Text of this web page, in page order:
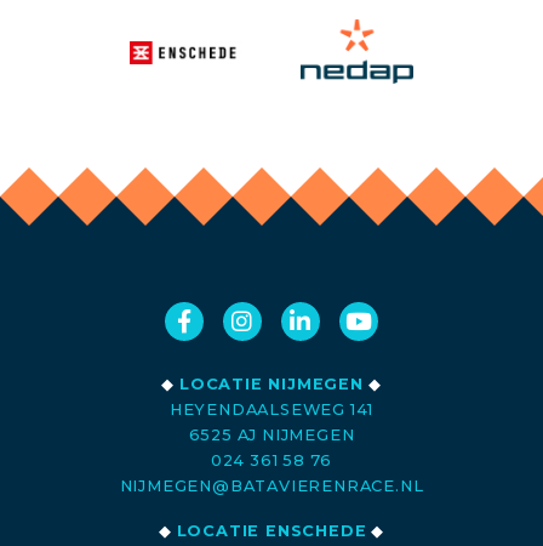
◆ LOCATIE NIJMEGEN ◆
HEYENDAALSEWEG 141
6525 AJ NIJMEGEN
024 361 58 76
NIJMEGEN@BATAVIERENRACE.NL
◆ LOCATIE ENSCHEDE ◆